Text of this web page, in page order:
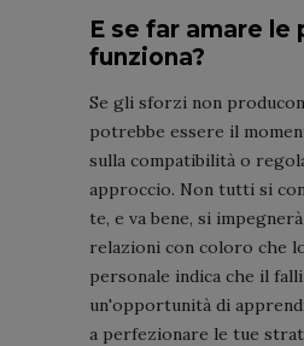
E se far amare le
funziona?
Se gli sforzi non
potrebbe essere il
sulla compatibilità o
approccio. Non tutti si
te, e va bene, si
relazioni con coloro che
personale indica che il
un'opportunità di
a perfezionare le tue